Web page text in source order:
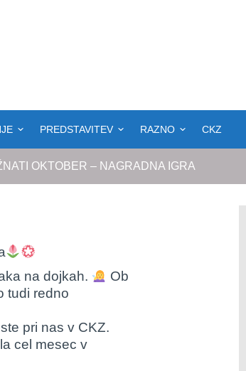
PREDSTAVITEV RAZNO CKZ
OKTOBER – NAGRADNA IGRA
na dojkah.
Ob
tudi redno
pri nas v CKZ.
cel mesec v